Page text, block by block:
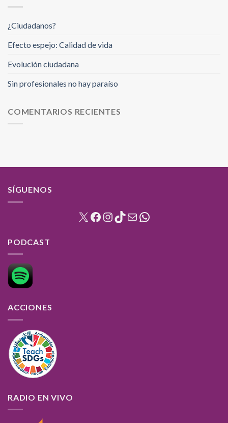
¿Ciudadanos?
Efecto espejo: Calidad de vida
Evolución ciudadana
Sin profesionales no hay paraíso
COMENTARIOS RECIENTES
SÍGUENOS
X Facebook Instagram TikTok Mail WhatsApp
PODCAST
ACCIONES
RADIO EN VIVO